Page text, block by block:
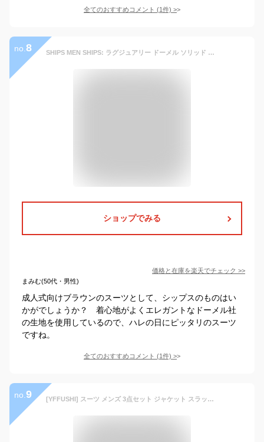
全てのおすすめコメント (1件) >
no. 8 SHIPS MEN SHIPS: ラグジュアリー ドーメル ソリッド スーツ シップス スーツ・フォーマル セットアップスーツ グレー ネイビー ブラウン【送料無料】
ショップでみる
価格と在庫を楽天でチェック >>
まみむ(50代・男性)
成人式向けブラウンのスーツとして、シップスのものはい
かがでしょうか？ 着心地がよくエレガントなドーメル社
の生地を使用しているので、ハレの日にピッタリのスーツ
ですね。
全てのおすすめコメント (1件) >
no. 9 [YFFUSHI] スーツ メンズ 3点セット ジャケット スラックス ベストチェック ビジネス カラバリ豊富 (ブラウン,M)